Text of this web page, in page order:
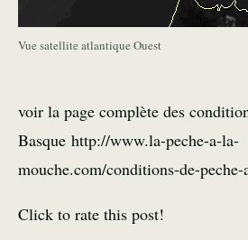
Vue satellite atlantique Ouest
voir la page complète des
Basque http://www.la-peche-a-la-
mouche.com/conditions-de-peche-
Click to rate this post!